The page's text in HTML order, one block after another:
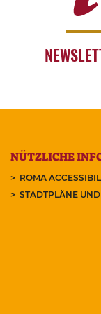
NÜTZLICHE
ROMA
STADTPLÄNE